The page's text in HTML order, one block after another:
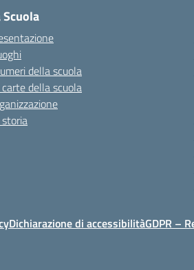
Scuola
della scuola
carte della scuola
Dichiarazione di accessibilitàGDPR –